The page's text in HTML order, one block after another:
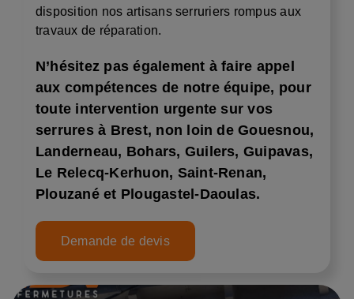
disposition nos artisans serruriers rompus aux
travaux de réparation.
N’hésitez pas également à faire appel
aux compétences de notre équipe, pour
toute intervention urgente sur vos
serrures à Brest, non loin de Gouesnou,
Landerneau, Bohars, Guilers, Guipavas,
Le Relecq-Kerhuon, Saint-Renan,
Plouzané et Plougastel-Daoulas.
Demande de devis